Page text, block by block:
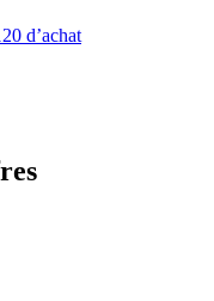
d’achat